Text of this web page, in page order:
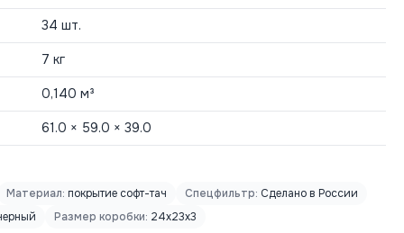
34 шт.
7 кг
0,140 м³
61.0 × 59.0 × 39.0
Материал: покрытие софт-тач Спецфильтр: Сделано в России
Размер коробки: 24x23x3